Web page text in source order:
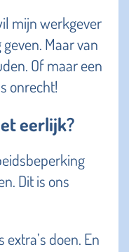
mijn werkgever
Maar van
Of maar een
onrecht!
eerlijk?
Dit is ons
doen. En